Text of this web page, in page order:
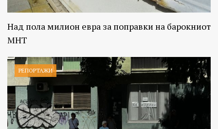
Над пола милион евра за поправки на барокниот
МНТ
РЕПОРТАЖИ